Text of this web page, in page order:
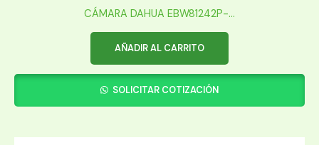
CÁMARA DAHUA EBW81242P-...
AÑADIR AL CARRITO
SOLICITAR COTIZACIÓN